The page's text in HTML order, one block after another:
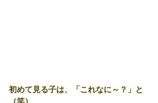
初めて見る子は、「これなに～？」と
（笑）